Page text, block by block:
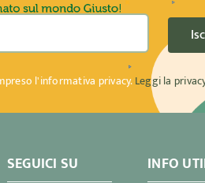
l'informativa privacy.Leggi la
SEGUICI SU INFO